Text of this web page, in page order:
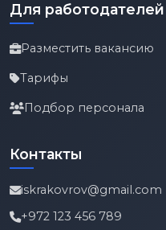
Для работодателей
Разместить вакансию
Тарифы
Подбор персонала
Контакты
iskrakovrov@gmail.com
+972 123 456 789